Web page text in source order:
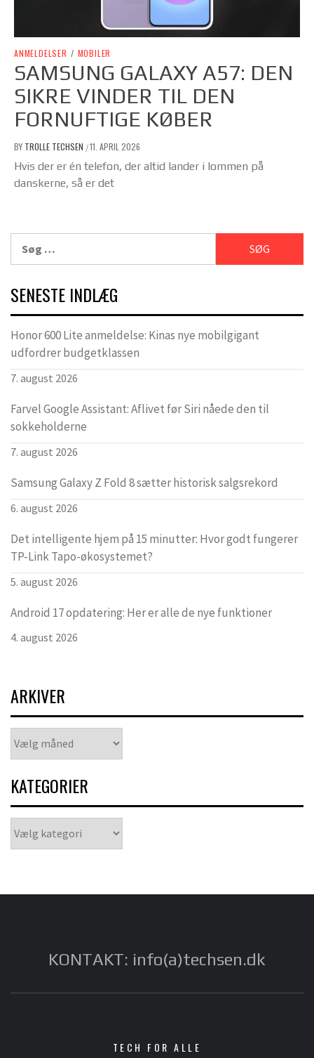
ANMELDELSER / MOBILER
SAMSUNG GALAXY A57: DEN
SIKRE VINDER TIL DEN
FORNUFTIGE KØBER
BY TROLLE TECHSEN /11. APRIL 2026
Hvis der er én telefon, der altid lander i lommen på
danskerne, så er det
efter:
SENESTE INDLÆG
Honor 600 Lite anmeldelse: Kinas nye mobilgigant
udfordrer budgetklassen
7. august 2026
Farvel Google Assistant: Aflivet før Siri nåede den til
sokkeholderne
7. august 2026
Samsung Galaxy Z Fold 8 sætter historisk salgsrekord
6. august 2026
Det intelligente hjem på 15 minutter: Hvor godt fungerer
TP-Link Tapo-økosystemet?
5. august 2026
Android 17 opdatering: Her er alle de nye funktioner
4. august 2026
ARKIVER
KATEGORIER
KONTAKT: info(a)techsen.dk
TECH FOR ALLE